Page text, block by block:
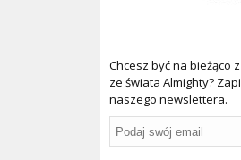
Chcesz być na bieżąco
ze świata Almighty?
naszego newslettera.